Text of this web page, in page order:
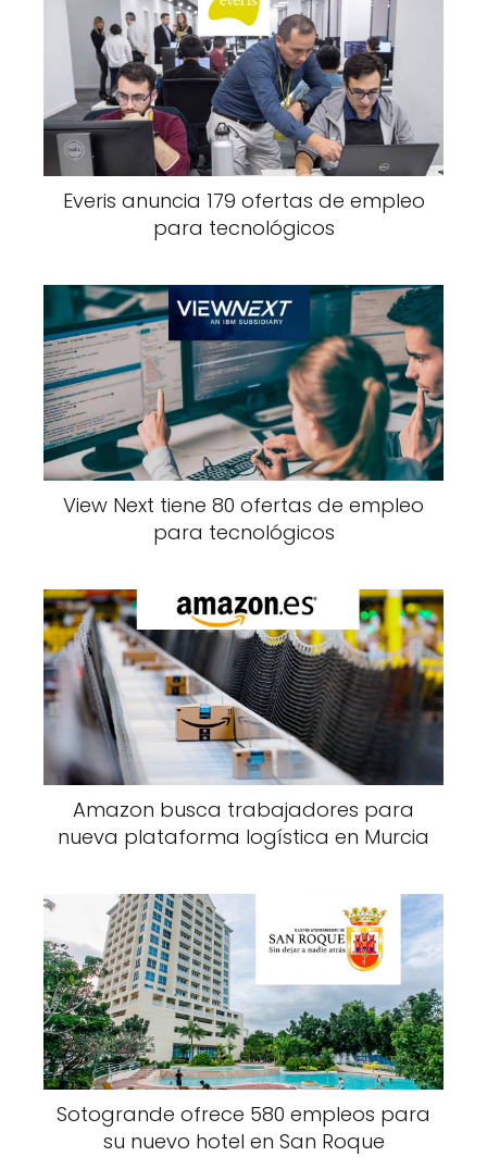
Everis anuncia 179 ofertas de empleo
para tecnológicos
View Next tiene 80 ofertas de empleo
para tecnológicos
Amazon busca trabajadores para
nueva plataforma logística en Murcia
Sotogrande ofrece 580 empleos para
su nuevo hotel en San Roque